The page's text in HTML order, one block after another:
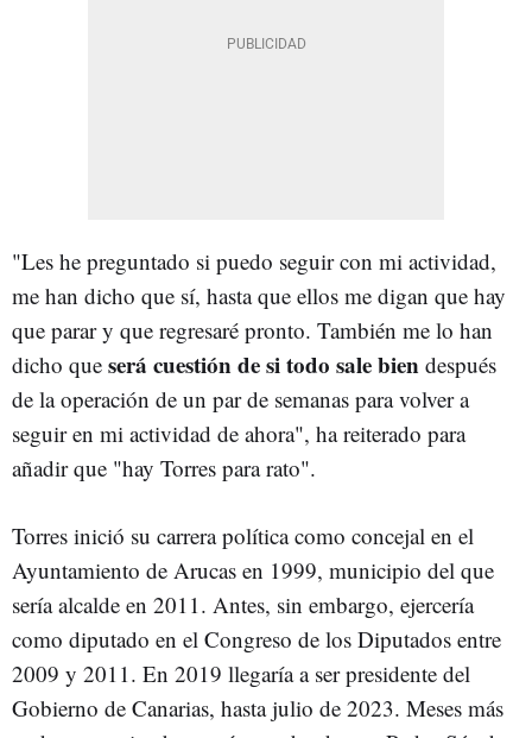
"Les he preguntado si puedo seguir con mi actividad,
me han dicho que sí, hasta que ellos me digan que hay
que parar y que regresaré pronto. También me lo han
dicho que será cuestión de si todo sale bien después
de la operación de un par de semanas para volver a
seguir en mi actividad de ahora", ha reiterado para
añadir que "hay Torres para rato".
Torres inició su carrera política como concejal en el
Ayuntamiento de Arucas en 1999, municipio del que
sería alcalde en 2011. Antes, sin embargo, ejercería
como diputado en el Congreso de los Diputados entre
2009 y 2011. En 2019 llegaría a ser presidente del
Gobierno de Canarias, hasta julio de 2023. Meses más